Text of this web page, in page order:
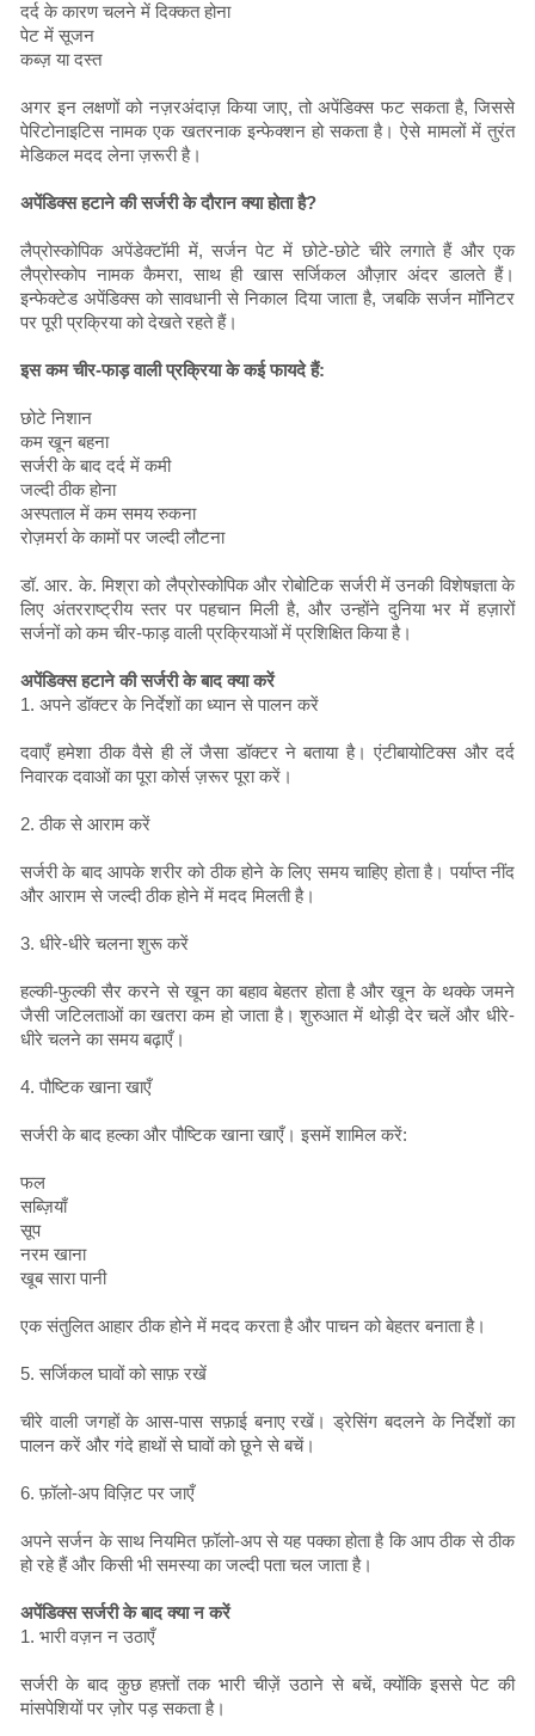
दर्द के कारण चलने में दिक्कत होना
पेट में सूजन
कब्ज़ या दस्त
अगर इन लक्षणों को नज़रअंदाज़ किया जाए, तो अपेंडिक्स फट सकता है, जिससे
पेरिटोनाइटिस नामक एक खतरनाक इन्फेक्शन हो सकता है। ऐसे मामलों में तुरंत
मेडिकल मदद लेना ज़रूरी है।
अपेंडिक्स हटाने की सर्जरी के दौरान क्या होता है?
लैप्रोस्कोपिक अपेंडेक्टॉमी में, सर्जन पेट में छोटे-छोटे चीरे लगाते हैं और एक
लैप्रोस्कोप नामक कैमरा, साथ ही खास सर्जिकल औज़ार अंदर डालते हैं।
इन्फेक्टेड अपेंडिक्स को सावधानी से निकाल दिया जाता है, जबकि सर्जन मॉनिटर
पर पूरी प्रक्रिया को देखते रहते हैं।
इस कम चीर-फाड़ वाली प्रक्रिया के कई फायदे हैं:
छोटे निशान
कम खून बहना
सर्जरी के बाद दर्द में कमी
जल्दी ठीक होना
अस्पताल में कम समय रुकना
रोज़मर्रा के कामों पर जल्दी लौटना
डॉ. आर. के. मिश्रा को लैप्रोस्कोपिक और रोबोटिक सर्जरी में उनकी विशेषज्ञता के
लिए अंतरराष्ट्रीय स्तर पर पहचान मिली है, और उन्होंने दुनिया भर में हज़ारों
सर्जनों को कम चीर-फाड़ वाली प्रक्रियाओं में प्रशिक्षित किया है।
अपेंडिक्स हटाने की सर्जरी के बाद क्या करें
1. अपने डॉक्टर के निर्देशों का ध्यान से पालन करें
दवाएँ हमेशा ठीक वैसे ही लें जैसा डॉक्टर ने बताया है। एंटीबायोटिक्स और दर्द
निवारक दवाओं का पूरा कोर्स ज़रूर पूरा करें।
2. ठीक से आराम करें
सर्जरी के बाद आपके शरीर को ठीक होने के लिए समय चाहिए होता है। पर्याप्त नींद
और आराम से जल्दी ठीक होने में मदद मिलती है।
3. धीरे-धीरे चलना शुरू करें
हल्की-फुल्की सैर करने से खून का बहाव बेहतर होता है और खून के थक्के जमने
जैसी जटिलताओं का खतरा कम हो जाता है। शुरुआत में थोड़ी देर चलें और धीरे-
धीरे चलने का समय बढ़ाएँ।
4. पौष्टिक खाना खाएँ
सर्जरी के बाद हल्का और पौष्टिक खाना खाएँ। इसमें शामिल करें:
फल
सब्ज़ियाँ
सूप
नरम खाना
खूब सारा पानी
एक संतुलित आहार ठीक होने में मदद करता है और पाचन को बेहतर बनाता है।
5. सर्जिकल घावों को साफ़ रखें
चीरे वाली जगहों के आस-पास सफ़ाई बनाए रखें। ड्रेसिंग बदलने के निर्देशों का
पालन करें और गंदे हाथों से घावों को छूने से बचें।
6. फ़ॉलो-अप विज़िट पर जाएँ
अपने सर्जन के साथ नियमित फ़ॉलो-अप से यह पक्का होता है कि आप ठीक से ठीक
हो रहे हैं और किसी भी समस्या का जल्दी पता चल जाता है।
अपेंडिक्स सर्जरी के बाद क्या न करें
1. भारी वज़न न उठाएँ
सर्जरी के बाद कुछ हफ़्तों तक भारी चीज़ें उठाने से बचें, क्योंकि इससे पेट की
मांसपेशियों पर ज़ोर पड़ सकता है।